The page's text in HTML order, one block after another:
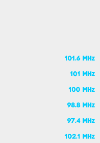
101.6 MHz
101 MHz
100 MHz
98.8 MHz
97.4 MHz
102.1 MHz